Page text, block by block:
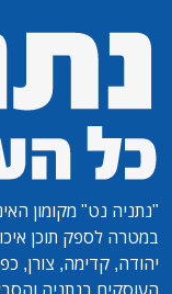
"נתניה נט" מקומון
במטרה לספק תוכן
יהודה, קדימה, צורן,